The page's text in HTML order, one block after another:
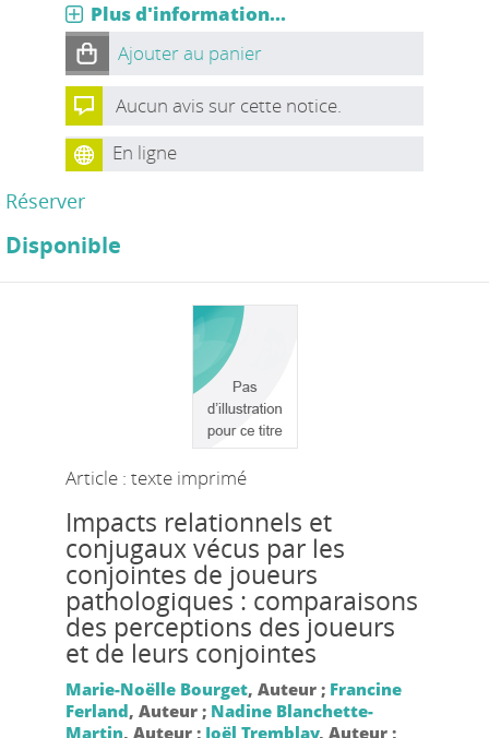
Plus d'information...
Ajouter au panier
Aucun avis sur cette notice.
En ligne
Réserver
Disponible
Article : texte imprimé
Impacts relationnels et
conjugaux vécus par les
conjointes de joueurs
pathologiques : comparaisons
des perceptions des joueurs
et de leurs conjointes
Marie-Noëlle Bourget, Auteur ; Francine
Ferland, Auteur ; Nadine Blanchette-
Martin, Auteur ; Joël Tremblay, Auteur ;